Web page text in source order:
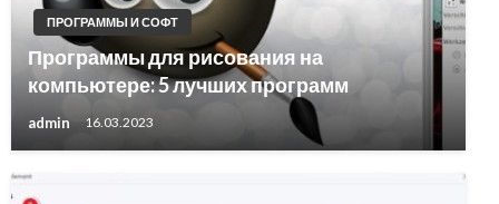
ПРОГРАММЫ И СОФТ
Программы для рисования на
компьютере: 5 лучших программ
admin 16.03.2023